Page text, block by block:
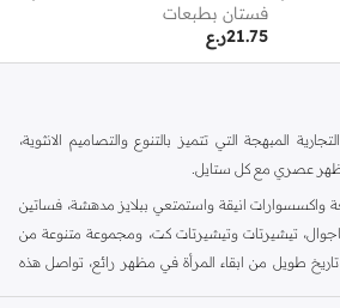
فستان بطبعات
ر.ع21.75
المبهجة التي تتميز بالتنوع والتصاميم الانثوية،
عصري مع كل ستايل.
واكسسوارات انيقة واستمتعي ببلايز مدهشة، فساتين
تيشيرتات وتيشيرتات كت، ومجموعة متنوعة من
طويل من ابقاء المرأة في مظهر رائع، تواصل هذه